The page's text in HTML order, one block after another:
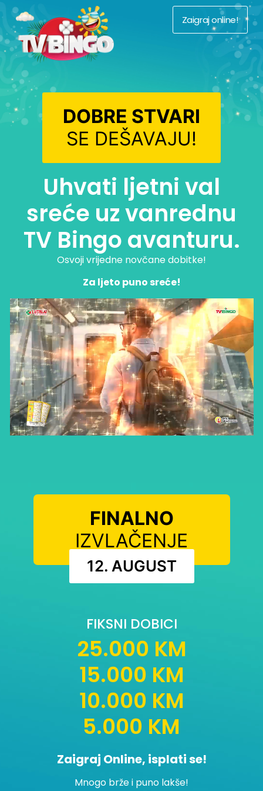
Zaigraj online!
DOBRE STVARI
SE DEŠAVAJU!
Uhvati ljetni val
sreće uz vanrednu
TV Bingo avanturu.
Osvoji vrijedne novčane dobitke!
Za ljeto puno sreće!
FINALNO
IZVLAČENJE
12. AUGUST
FIKSNI DOBICI
25.000 KM
15.000 KM
10.000 KM
5.000 KM
Zaigraj Online, isplati se!
Mnogo brže i puno lakše!